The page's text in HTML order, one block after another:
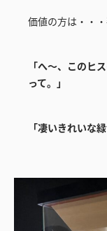
価値の方は・・
「へ～、このヒ
って。」
「凄いきれいな